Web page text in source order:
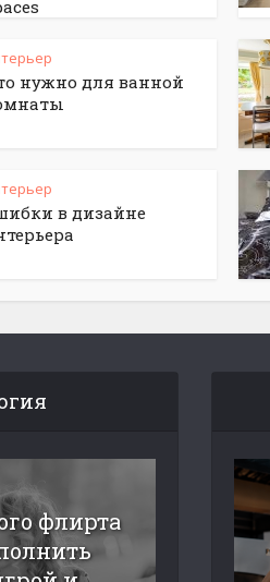
нужно для ванной
в дизайне
флирта